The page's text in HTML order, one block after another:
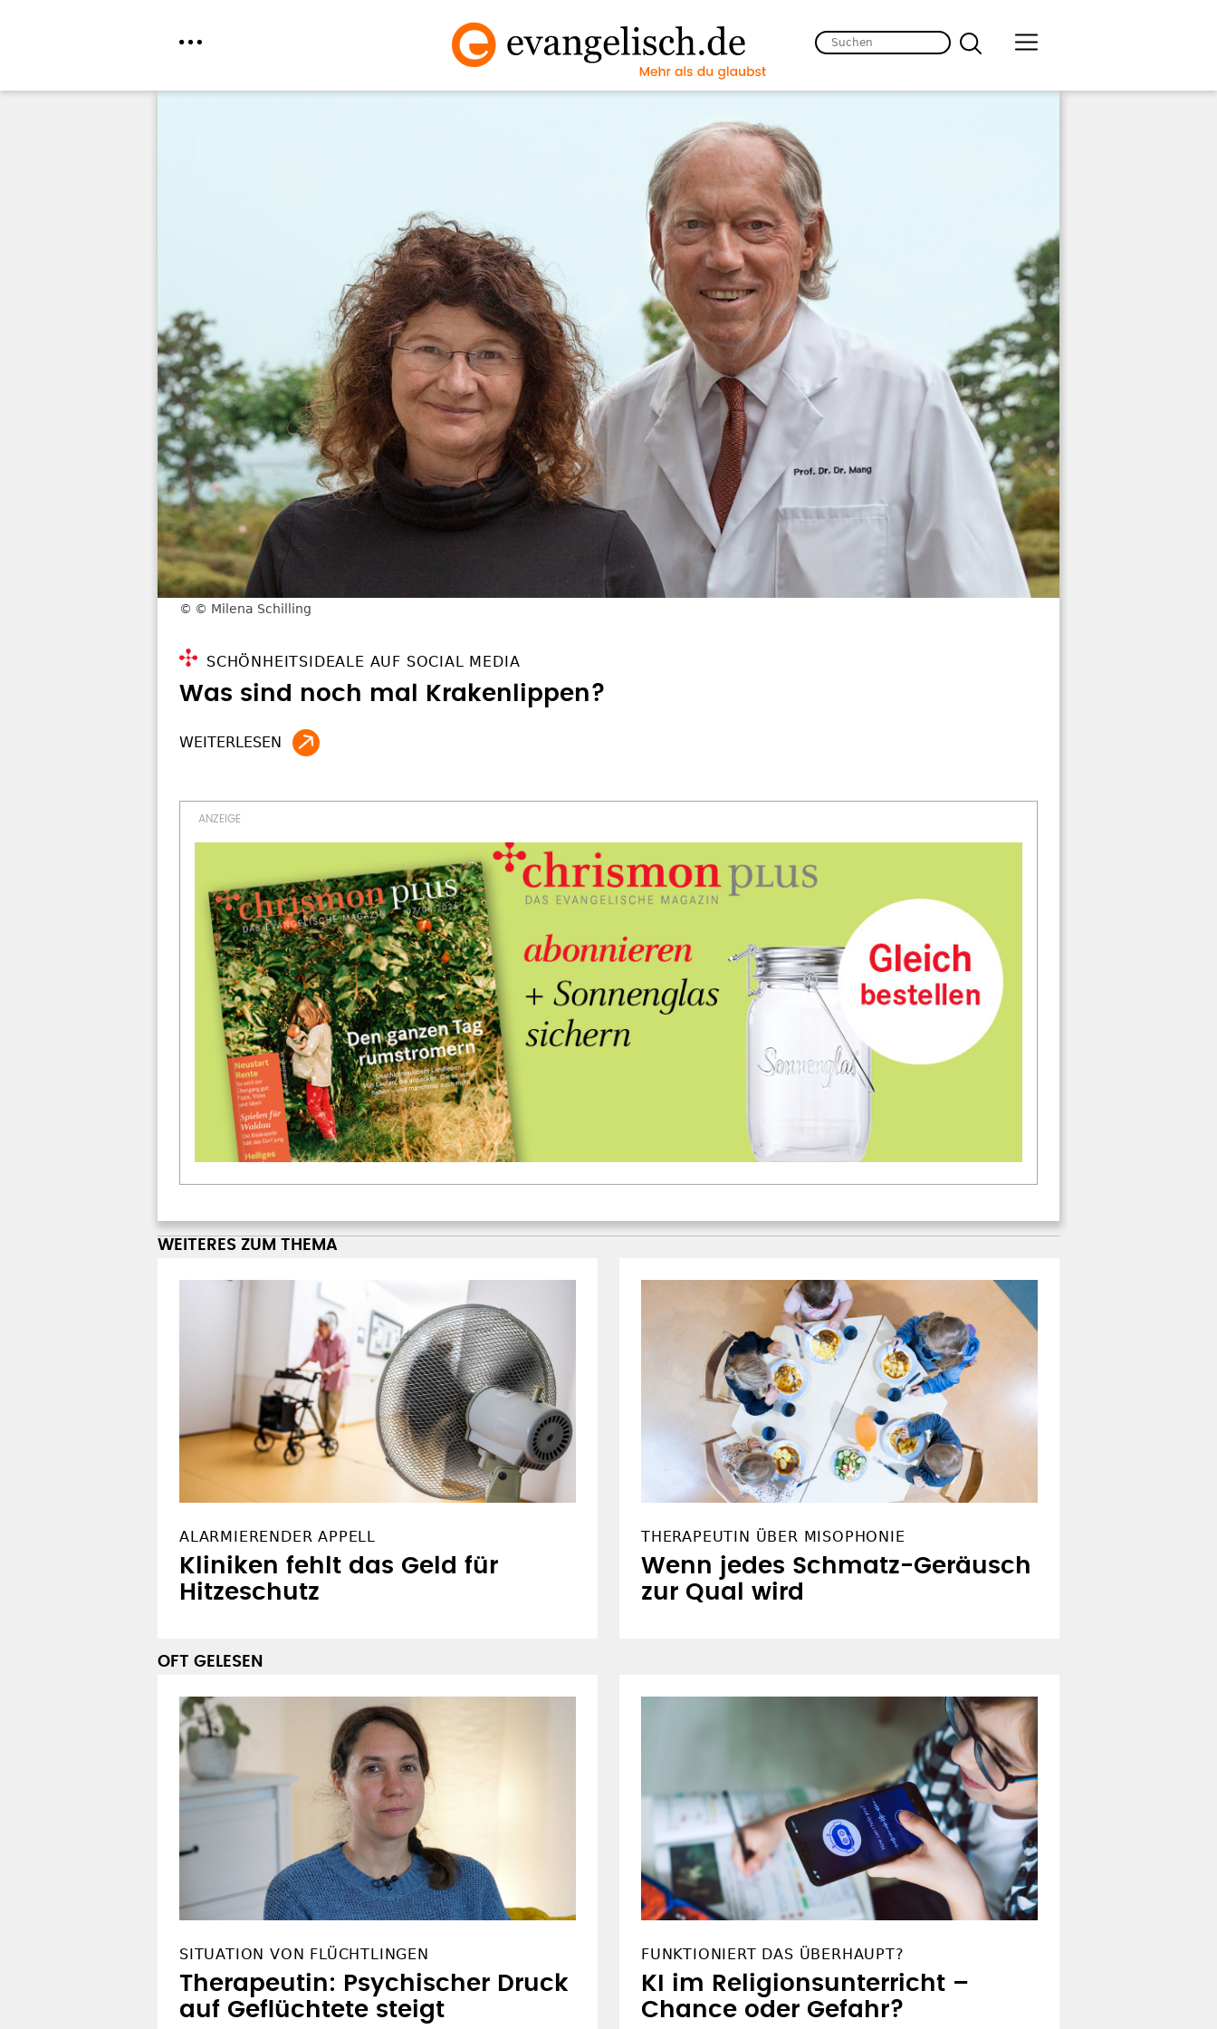
© Milena Schilling
SCHÖNHEITSIDEALE AUF SOCIAL MEDIA
Was sind noch mal Krakenlippen?
WEITERES ZUM THEMA
ALARMIERENDER APPELL
Kliniken fehlt das Geld für
Hitzeschutz
THERAPEUTIN ÜBER MISOPHONIE
Wenn jedes Schmatz-Geräusch
zur Qual wird
OFT GELESEN
SITUATION VON FLÜCHTLINGEN
Therapeutin: Psychischer Druck
auf Geflüchtete steigt
FUNKTIONIERT DAS ÜBERHAUPT?
KI im Religionsunterricht –
Chance oder Gefahr?